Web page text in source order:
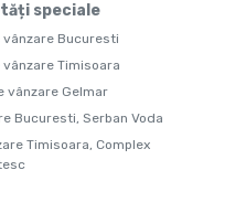
speciale
Bucuresti
Timisoara
vânzare Gelmar
Bucuresti, Serban Voda
Timisoara, Complex